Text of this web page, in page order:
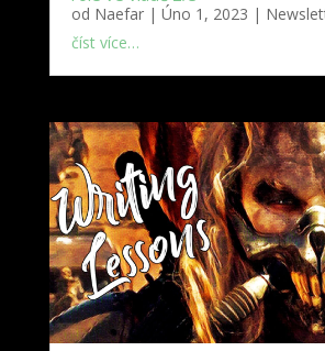
od Naefar| Úno 1, 2023 |
číst více…